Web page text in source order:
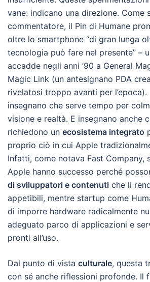
vane: indicano una direzione. Come
commentatore, il Pin di Humane
oltre lo smartphone “di gran lunga
tecnologia può fare nel presente” –
accadde negli anni ’90 a General
Magic Link (un antesignano PDA
rivelatosi troppo avanti per l’epoca).
insegnano che serve tempo per
visione e realtà. E insegnano anche
richiedono un ecosistema integrato
proprio ciò in cui Apple
Infatti, come notava Fast Company,
Apple hanno successo perché
di sviluppatori e contenuti che li
appetibili, mentre startup come
di imporre hardware radicalmente
adeguato parco di applicazioni e
pronti all’uso.
Dal punto di vista culturale, questa
con sé anche riflessioni profonde. Il